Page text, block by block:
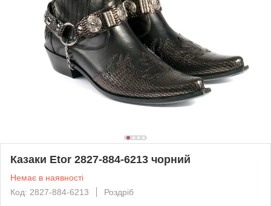
Казаки Etor 2827-884-6213 чорний
Немає в наявності
Код: 2827-884-6213
Роздріб